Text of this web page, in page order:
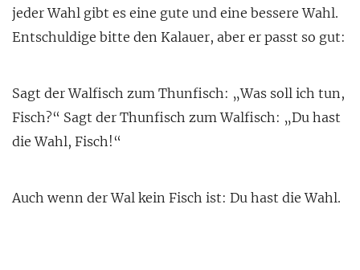
jeder Wahl gibt es eine gute und eine bessere Wahl.
Entschuldige bitte den Kalauer, aber er passt so gut:
Sagt der Walfisch zum Thunfisch: „Was soll ich tun,
Fisch?“ Sagt der Thunfisch zum Walfisch: „Du hast
die Wahl, Fisch!“
Auch wenn der Wal kein Fisch ist: Du hast die Wahl.